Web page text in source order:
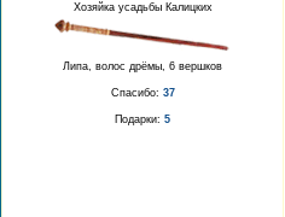
Хозяйка усадьбы Калицких
Липа, волос дрёмы, 6 вершков
Спасибо: 37
Подарки: 5